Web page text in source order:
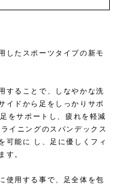
したスポーツタイプの新モ
することで、しなやかな洗
イドから足をしっかりサポ
をサポートし、疲れを軽減
イニングのスパンデックス
可能に し、足に優しくフィ
す。
使用する事で、足全体を包